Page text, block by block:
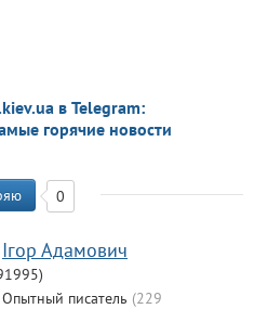
в Telegram:
горячие новости
0
Ігор Адамович
Опытный писатель (229